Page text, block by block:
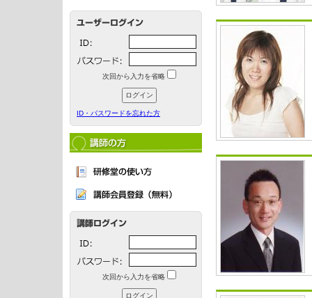
次回から入力を省略
ID・パスワードを忘れた方
次回から入力を省略